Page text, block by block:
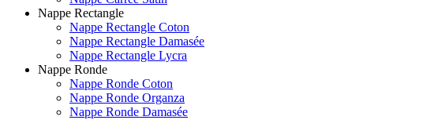
Nappe Rectangle
Nappe Rectangle Coton
Nappe Rectangle Damasée
Nappe Rectangle Lycra
Nappe Ronde
Nappe Ronde Coton
Nappe Ronde Organza
Nappe Ronde Damasée